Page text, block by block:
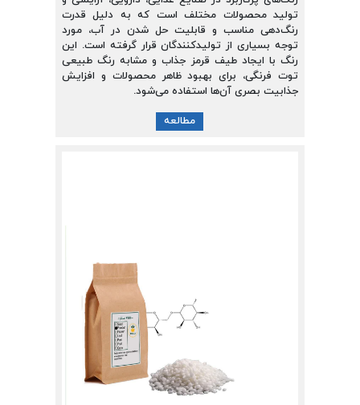
تولید محصولات مختلف است که به دلیل قدرت
رنگ‌دهی مناسب و قابلیت حل شدن در آب، مورد
توجه بسیاری از تولیدکنندگان قرار گرفته است. این
رنگ با ایجاد طیف قرمز جذاب و مشابه رنگ طبیعی
توت فرنگی، برای بهبود ظاهر محصولات و افزایش
جذابیت بصری آن‌ها استفاده می‌شود.
مطالعه